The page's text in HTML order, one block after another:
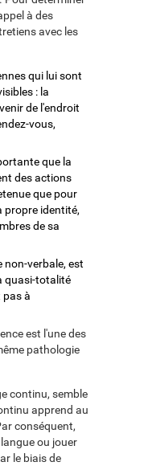
à des
avec les
qui lui sont
: la
de l'endroit
vous,
que la
des actions
que pour
propre identité,
de sa
non-verbale, est
quasi-totalité
pas à
est l'une des
pathologie
continu, semble
apprend au
conséquent,
ou jouer
le biais de